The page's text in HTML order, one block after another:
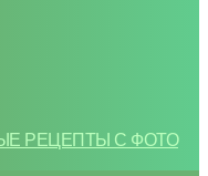
РЕЦЕПТЫ С ФОТО